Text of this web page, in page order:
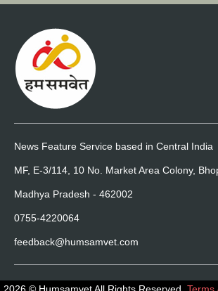
News Feature Service based in Central India
MF, E-3/114, 10 No. Market Area Colony,
Madhya Pradesh - 462002
0755-4220064
feedback@humsamvet.com